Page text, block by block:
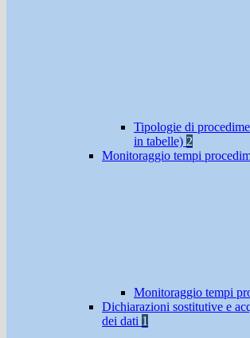
Tipologie di
in tabelle) 2
Monitoraggio tempi
Monitoraggio tempi
Dichiarazioni sostitutive e
dei dati 1